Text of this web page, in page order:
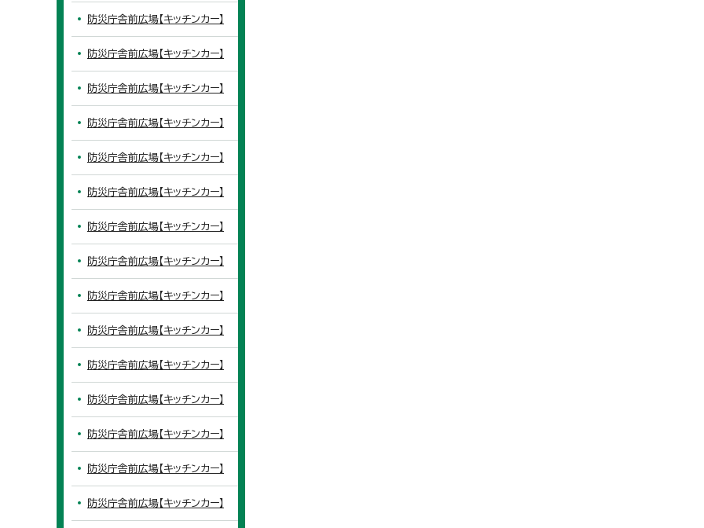
防災庁舎前広場【キッチンカー】
防災庁舎前広場【キッチンカー】
防災庁舎前広場【キッチンカー】
防災庁舎前広場【キッチンカー】
防災庁舎前広場【キッチンカー】
防災庁舎前広場【キッチンカー】
防災庁舎前広場【キッチンカー】
防災庁舎前広場【キッチンカー】
防災庁舎前広場【キッチンカー】
防災庁舎前広場【キッチンカー】
防災庁舎前広場【キッチンカー】
防災庁舎前広場【キッチンカー】
防災庁舎前広場【キッチンカー】
防災庁舎前広場【キッチンカー】
防災庁舎前広場【キッチンカー】